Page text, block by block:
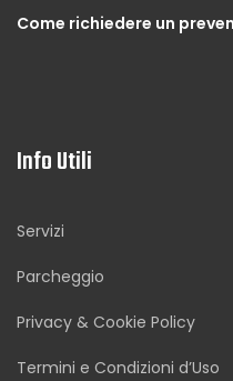
Come richiedere un
Info Utili
Servizi
Parcheggio
Privacy & Cookie Policy
Termini e Condizioni d’Uso